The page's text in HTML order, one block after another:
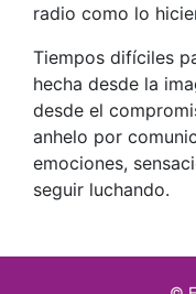
radio como lo
Tiempos difíciles
hecha desde la
desde el
anhelo por
emociones,
seguir luchando.